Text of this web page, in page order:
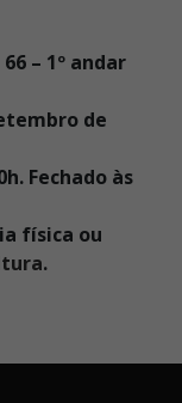
– 1º andar
de
Fechado às
física ou
.